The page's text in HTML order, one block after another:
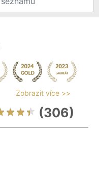
Zobrazit více >>
(306)